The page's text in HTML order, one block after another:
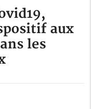
aux
les